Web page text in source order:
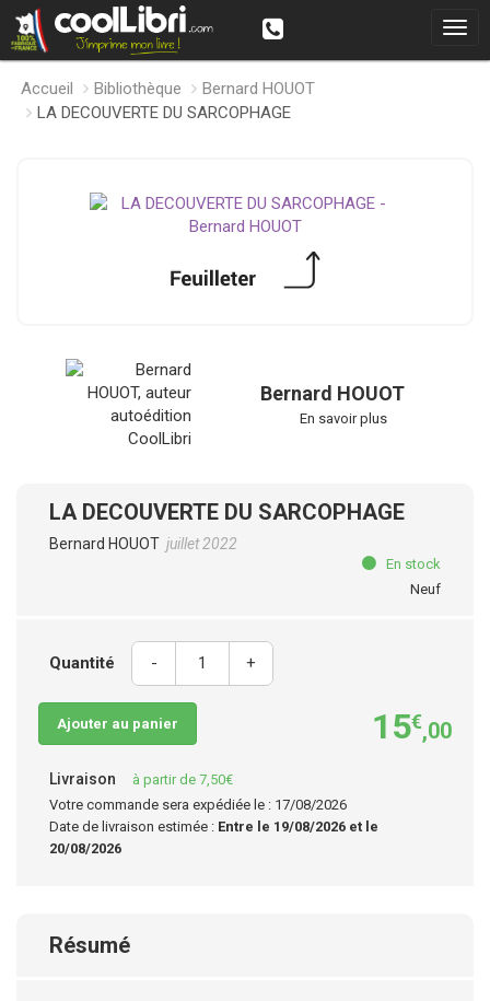
Accueil Bibliothèque
Bernard HOUOT
LA DECOUVERTE DU SARCOPHAGE
Bernard HOUOT
En savoir plus
LA DECOUVERTE DU SARCOPHAGE
Bernard HOUOT juillet 2022
En stock
Neuf
Quantité - +
Ajouter au panier 15€,00
Livraison
à partir de 7,50€
Votre commande sera expédiée le : 17/08/2026
Date de livraison estimée : Entre le 19/08/2026 et le
20/08/2026
Résumé